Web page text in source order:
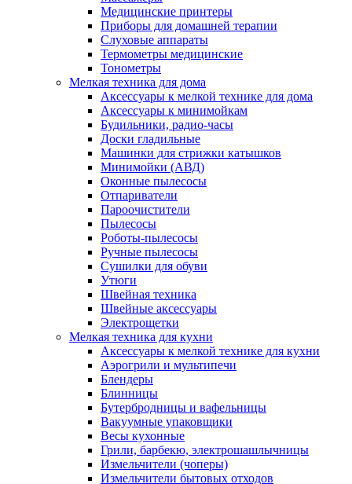
Медицинские принтеры
Приборы для домашней терапии
Слуховые аппараты
Термометры медицинские
Тонометры
Мелкая техника для дома
Аксессуары к мелкой технике для дома
Аксессуары к минимойкам
Будильники, радио-часы
Доски гладильные
Машинки для стрижки катышков
Минимойки (АВД)
Оконные пылесосы
Отпариватели
Пароочистители
Пылесосы
Роботы-пылесосы
Ручные пылесосы
Сушилки для обуви
Утюги
Швейная техника
Швейные аксессуары
Электрощетки
Мелкая техника для кухни
Аксессуары к мелкой технике для кухни
Аэрогрили и мультипечи
Блендеры
Блинницы
Бутербродницы и вафельницы
Вакуумные упаковщики
Весы кухонные
Грили, барбекю, электрошашлычницы
Измельчители (чоперы)
Измельчители бытовых отходов